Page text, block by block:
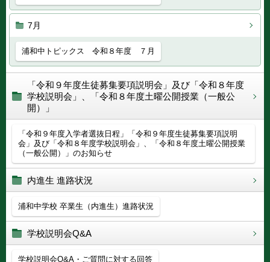
7月
浦和中トピックス 令和８年度 ７月
「令和９年度生徒募集要項説明会」及び「令和８年度
学校説明会」、「令和８年度土曜公開授業（一般公
開）」
「令和９年度入学者選抜日程」「令和９年度生徒募集要項説明
会」及び「令和８年度学校説明会」、「令和８年度土曜公開授業
（一般公開）」のお知らせ
内進生 進路状況
浦和中学校 卒業生（内進生）進路状況
学校説明会Q&A
学校説明会Q&A・ご質問に対する回答